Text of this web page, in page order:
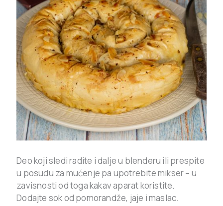
Deo koji sledi radite i dalje u blenderu ili prespite
u posudu za mućenje pa upotrebite mikser – u
zavisnosti od toga kakav aparat koristite.
Dodajte sok od pomorandže, jaje i maslac.